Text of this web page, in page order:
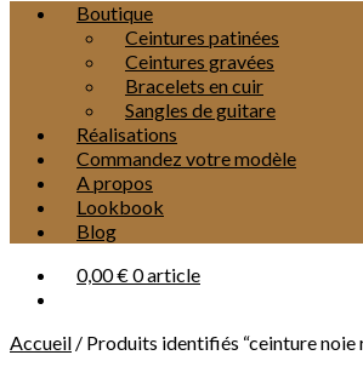
Boutique
Ceintures patinées
Ceintures gravées
Bracelets en cuir
Sangles de guitare
Réalisations
Commandez votre modèle
A propos
Lookbook
Blog
0,00 €0 article
Accueil / Produits identifiés “ceinture noie